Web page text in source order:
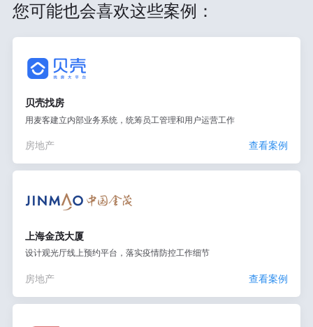
您可能也会喜欢这些案例：
贝壳找房
用麦客建立内部业务系统，统筹员工管理和用户运营工作
房地产 查看案例
上海金茂大厦
设计观光厅线上预约平台，落实疫情防控工作细节
房地产 查看案例